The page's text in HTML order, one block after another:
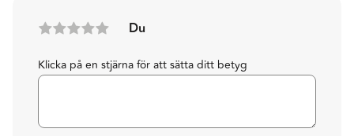
Du
Klicka på en stjärna för att sätta ditt betyg